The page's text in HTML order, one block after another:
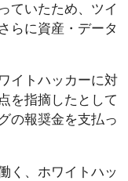
ていたため、ツイ
らに資産・データ
イトハッカーに対
を指摘したとして
の報奨金を支払っ
く、ホワイトハッ